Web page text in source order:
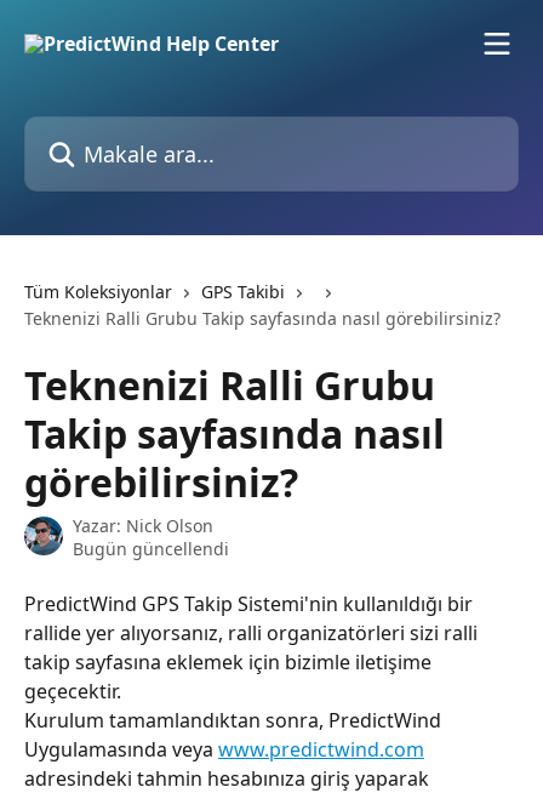
Makale ara...
Tüm Koleksiyonlar
GPS Takibi
Teknenizi Ralli Grubu Takip sayfasında nasıl görebilirsiniz?
Teknenizi Ralli Grubu
Takip sayfasında nasıl
görebilirsiniz?
Yazar: Nick Olson
Bugün güncellendi
PredictWind GPS Takip Sistemi'nin kullanıldığı bir
rallide yer alıyorsanız, ralli organizatörleri sizi ralli
takip sayfasına eklemek için bizimle iletişime
geçecektir.
Kurulum tamamlandıktan sonra, PredictWind
Uygulamasında veya www.predictwind.com
adresindeki tahmin hesabınıza giriş yaparak